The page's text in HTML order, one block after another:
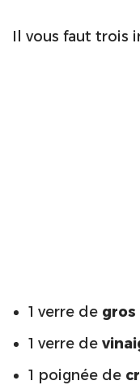
Il vous faut trois
1 verre de gros
1 verre de
1 poignée de